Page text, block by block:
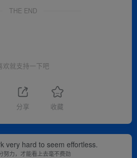
THE END
欢就支持一下吧
分享 收藏
very hard to seem effortless.
努力，才能看上去毫不费劲